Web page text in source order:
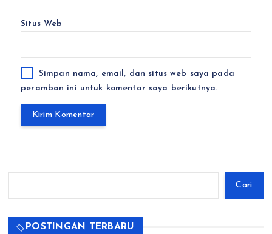
Situs Web
Simpan nama, email, dan situs web saya pada
peramban ini untuk komentar saya berikutnya.
Cari
POSTINGAN TERBARU